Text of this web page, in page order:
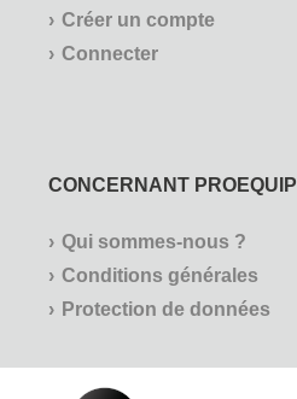
Vileda (168)
V-Part (32)
Créer un compte
Connecter
CONCERNANT PROEQUIP
Qui sommes-nous ?
Conditions générales
Protection de données